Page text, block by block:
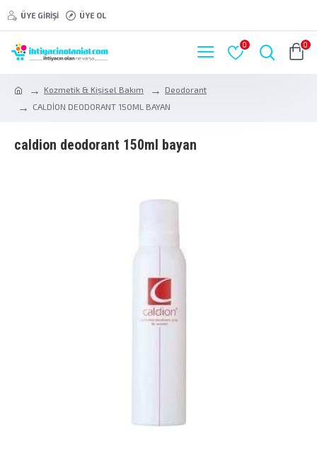
ÜYE GIRIŞI ÜYE OL
0 0
Kozmetik & Kişisel Bakım
Deodorant
CALDİON DEODORANT 150ML BAYAN
caldi̇on deodorant 150ml bayan